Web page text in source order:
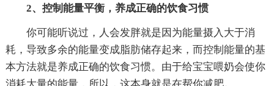
2、控制能量平衡，养成正确的饮食习惯
你可能听说过，人会发胖就是因为能量摄入大于消
耗，导致多余的能量变成脂肪储存起来，而控制能量的基
本方法就是养成正确的饮食习惯。由于给宝宝喂奶会使你
消耗大量的能量，所以，这本身就是在帮你减肥。